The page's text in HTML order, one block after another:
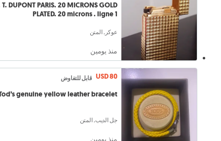
T. DUPONT PARIS. 20 MICRONS GOLD
PLATED. 20 microns . ligne 1
عوكر, المتن
منذ يومين
USD 80 قابل للتفاوض
genuine yellow leather bracelet
جل الديب, المتن
منذ يومين